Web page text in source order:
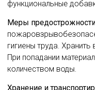
функциональные
Меры
гигиены труда.
При попадании
количеством воды.
Хранение и